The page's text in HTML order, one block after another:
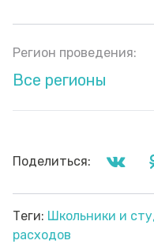
Регион проведения:
Все регионы
Поделиться:
Теги: Школьники и
расходов